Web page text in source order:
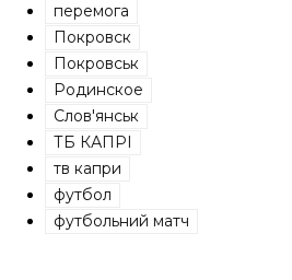
перемога
Покровск
Покровськ
Родинское
Слов'янськ
ТБ КАПРІ
тв капри
футбол
футбольний матч